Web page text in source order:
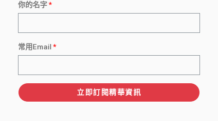
你的名字
常用Email
立即訂閱精華資訊